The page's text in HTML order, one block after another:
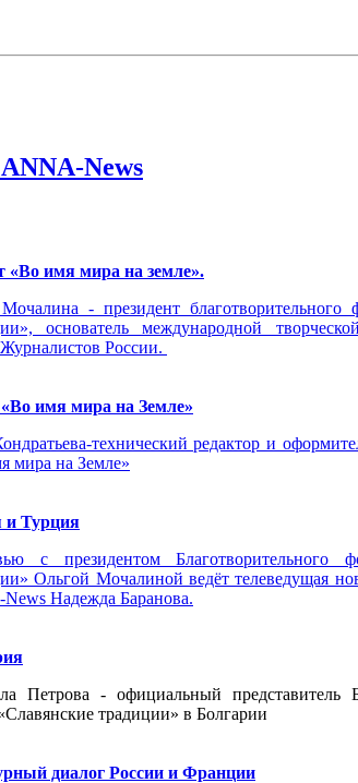
News
«Во имя мира на земле».
- президент благотворительного
основатель международной
России.
имя мира на Земле»
технический редактор и
мира на Земле»
и Турция
с президентом Благотворительного
Ольгой Мочалиной ведёт телеведущая
Надежда Баранова.
Петрова - официальный представитель
традиции» в Болгарии
диалог России и Франции